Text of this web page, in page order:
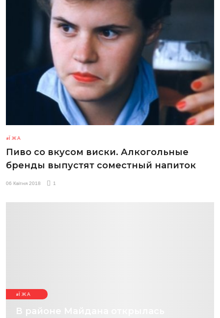
ЇЖА
Пиво со вкусом виски. Алкогольные
бренды выпустят соместный напиток
06 Квітня 2018 1
ЇЖА
В районе Майдана открылась